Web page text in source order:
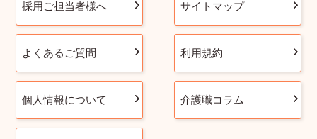
採用ご担当者様へ サイトマップ
よくあるご質問 利用規約
個人情報について 介護職コラム